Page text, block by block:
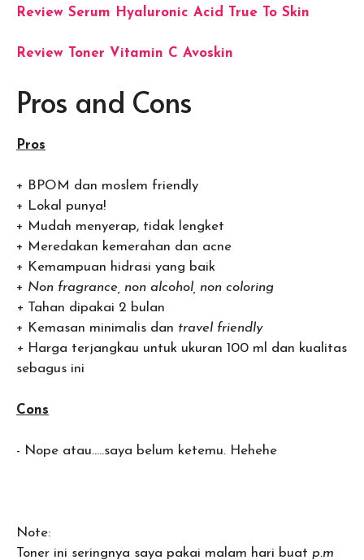
Review Serum Hyaluronic Acid True To Skin
Review Toner Vitamin C Avoskin
Pros and Cons
Pros
+ BPOM dan moslem friendly
+ Lokal punya!
+ Mudah menyerap, tidak lengket
+ Meredakan kemerahan dan acne
+ Kemampuan hidrasi yang baik
+ Non fragrance, non alcohol, non coloring
+ Tahan dipakai 2 bulan
+ Kemasan minimalis dan travel friendly
+ Harga terjangkau untuk ukuran 100 ml dan kualitas
sebagus ini
Cons
- Nope atau…..saya belum ketemu. Hehehe
Note:
Toner ini seringnya saya pakai malam hari buat p.m